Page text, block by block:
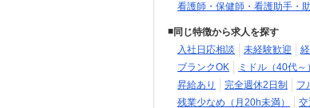
看護師・保健師・看護助手・
同じ特徴から求人を探す
入社日応相談
未経験歓迎
ブランクOK
ミドル（40代～
昇給あり
完全週休2日制 フ
残業少なめ（月20h未満）